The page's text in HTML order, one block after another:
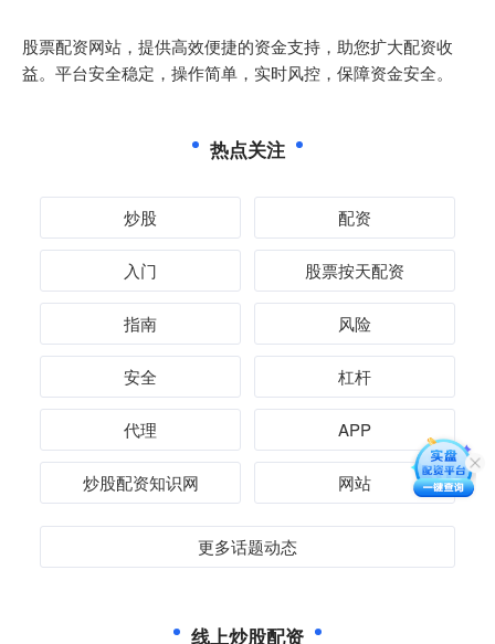
股票配资网站，提供高效便捷的资金支持，助您扩大配资收
益。平台安全稳定，操作简单，实时风控，保障资金安全。
热点关注
炒股 配资
入门 股票按天配资
指南 风险
安全 杠杆
代理 APP
炒股配资知识网 网站
更多话题动态
线上炒股配资